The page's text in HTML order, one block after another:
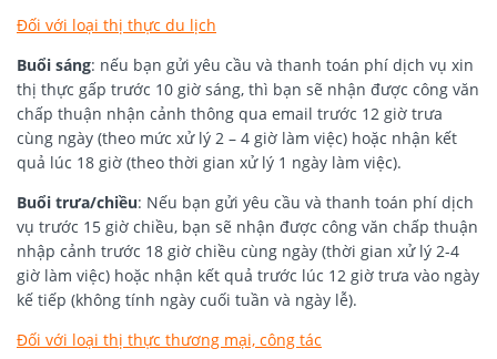
Đối với loại thị thực du lịch
Buổi sáng: nếu bạn gửi yêu cầu và thanh toán phí dịch vụ xin
thị thực gấp trước 10 giờ sáng, thì bạn sẽ nhận được công văn
chấp thuận nhận cảnh thông qua email trước 12 giờ trưa
cùng ngày (theo mức xử lý 2 – 4 giờ làm việc) hoặc nhận kết
quả lúc 18 giờ (theo thời gian xử lý 1 ngày làm việc).
Buổi trưa/chiều: Nếu bạn gửi yêu cầu và thanh toán phí dịch
vụ trước 15 giờ chiều, bạn sẽ nhận được công văn chấp thuận
nhập cảnh trước 18 giờ chiều cùng ngày (thời gian xử lý 2-4
giờ làm việc) hoặc nhận kết quả trước lúc 12 giờ trưa vào ngày
kế tiếp (không tính ngày cuối tuần và ngày lễ).
Đối với loại thị thực thương mại, công tác